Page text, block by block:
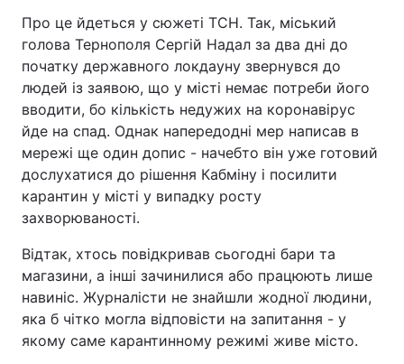
Про це йдеться у сюжеті ТСН. Так, міський
голова Тернополя Сергій Надал за два дні до
початку державного локдауну звернувся до
людей із заявою, що у місті немає потреби його
вводити, бо кількість недужих на коронавірус
йде на спад. Однак напередодні мер написав в
мережі ще один допис - начебто він уже готовий
дослухатися до рішення Кабміну і посилити
карантин у місті у випадку росту
захворюваності.
Відтак, хтось повідкривав сьогодні бари та
магазини, а інші зачинилися або працюють лише
навиніс. Журналісти не знайшли жодної людини,
яка б чітко могла відповісти на запитання - у
якому саме карантинному режимі живе місто.